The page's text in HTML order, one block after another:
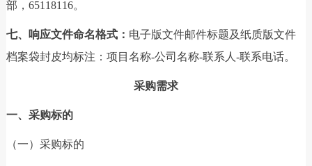
部，65118116。
七、响应文件命名格式： 电子版文件邮件标题及纸质版文件
档案袋封皮均标注：项目名称-公司名称-联系人-联系电话。
采购需求
一、采购标的
（一）采购标的